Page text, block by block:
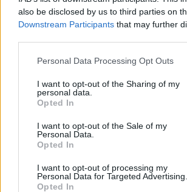
also be disclosed by us to third parties on
Downstream Participants that may further
Personal Data Processing Opt Outs
I want to opt-out of the Sharing of my
personal data.
Opted In
I want to opt-out of the Sale of my
Personal Data.
Opted In
I want to opt-out of processing my
Personal Data for Targeted Advertising.
Opted In